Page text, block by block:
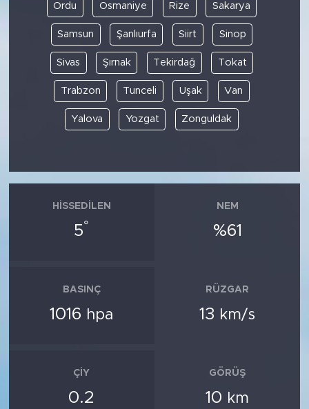
Ordu Osmaniye Rize Sakarya
Samsun Şanlıurfa Siirt Sinop
Sivas Şırnak Tekirdağ Tokat
Trabzon Tunceli Uşak Van
Yalova Yozgat Zonguldak
HISSEDILEN
5°
NEM
%61
BASINÇ
1016 hpa
RÜZGAR
13 km/s
ÇIY
0.2
GÖRÜŞ
10 km